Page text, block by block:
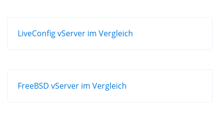
LiveConfig vServer im Vergleich
FreeBSD vServer im Vergleich